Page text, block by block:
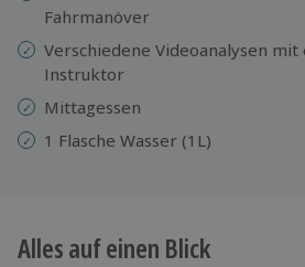
Fahrmanöver
Verschiedene Videoanalysen
Instruktor
Mittagessen
1 Flasche Wasser (1L)
Alles auf einen Blick